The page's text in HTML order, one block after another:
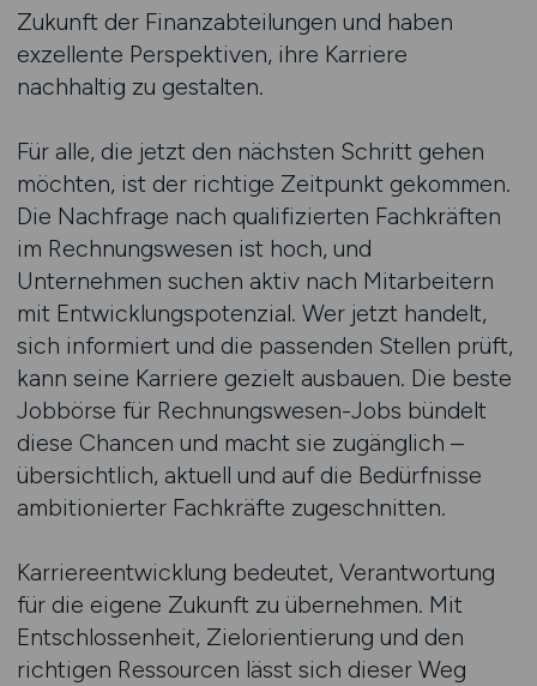
Zukunft der Finanzabteilungen und haben
exzellente Perspektiven, ihre Karriere
nachhaltig zu gestalten.
Für alle, die jetzt den nächsten Schritt gehen
möchten, ist der richtige Zeitpunkt gekommen.
Die Nachfrage nach qualifizierten Fachkräften
im Rechnungswesen ist hoch, und
Unternehmen suchen aktiv nach Mitarbeitern
mit Entwicklungspotenzial. Wer jetzt handelt,
sich informiert und die passenden Stellen prüft,
kann seine Karriere gezielt ausbauen. Die beste
Jobbörse für Rechnungswesen-Jobs bündelt
diese Chancen und macht sie zugänglich –
übersichtlich, aktuell und auf die Bedürfnisse
ambitionierter Fachkräfte zugeschnitten.
Karriereentwicklung bedeutet, Verantwortung
für die eigene Zukunft zu übernehmen. Mit
Entschlossenheit, Zielorientierung und den
richtigen Ressourcen lässt sich dieser Weg